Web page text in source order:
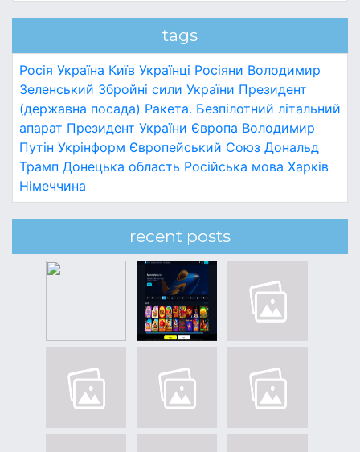
tags
Росія Україна Київ Українці Росіяни Володимир
Зеленський Збройні сили України Президент
(державна посада) Ракета. Безпілотний літальний
апарат Президент України Європа Володимир
Путін Укрінформ Європейський Союз Дональд
Трамп Донецька область Російська мова Харків
Німеччина
recent posts